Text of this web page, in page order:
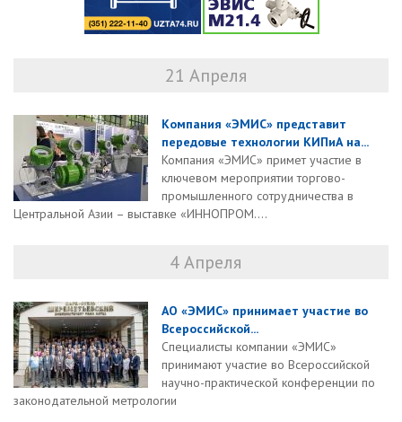
21 Апреля
Компания «ЭМИС» представит
передовые технологии КИПиА на...
Компания «ЭМИС» примет участие в
ключевом мероприятии торгово-
промышленного сотрудничества в
Центральной Азии – выставке «ИННОПРОМ....
4 Апреля
АО «ЭМИС» принимает участие во
Всероссийской...
Специалисты компании «ЭМИС»
принимают участие во Всероссийской
научно-практической конференции по
законодательной метрологии